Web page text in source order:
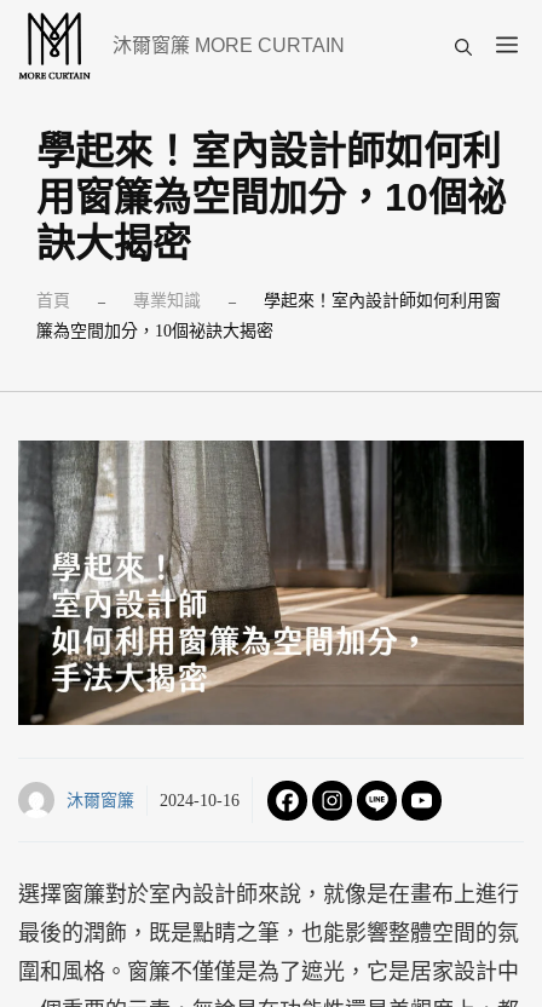
沐爾窗簾 MORE CURTAIN
選
學起來！室內設計師如何利
用窗簾為空間加分，10個祕
訣大揭密
首頁 – 專業知識 –
學起來！室內設計師如何利用窗
簾為空間加分，10個祕訣大揭密
沐爾窗簾 2024-10-16
選擇窗簾對於室內設計師來說，就像是在畫布上進行
最後的潤飾，既是點睛之筆，也能影響整體空間的氛
圍和風格。窗簾不僅僅是為了遮光，它是居家設計中